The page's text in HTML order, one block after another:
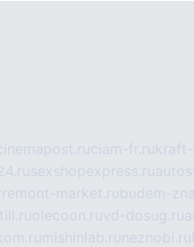
ciam-fr.ru
sexshopexpress.ru
market.rubudem-
olecoon.ruvd-dosug.ru
mishinlab.ru neznobi.ru